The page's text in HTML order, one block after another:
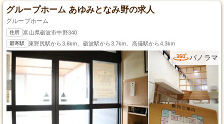
グループホーム あゆみとなみ野の求人
グループホーム
住所 富山県砺波市中野340
最寄駅 東野尻駅から3.6km、砺波駅から3.7km、高儀駅から4.3km
パノラマ